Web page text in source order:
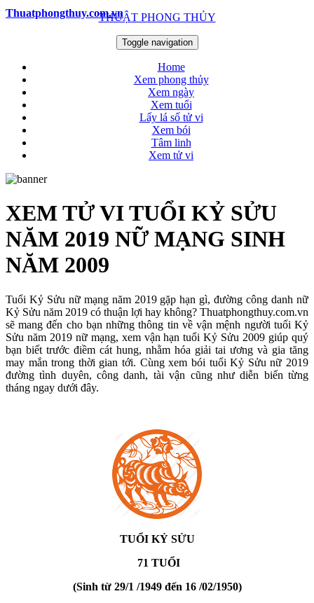
THUẬT PHONG THỦY
Thuatphongthuy.com.vn
Toggle navigation
Home
Xem phong thủy
Xem ngày
Xem tuổi
Lấy lá số tử vi
Xem bói
Tâm linh
Xem tử vi
XEM TỬ VI TUỔI KỶ SỬU
NĂM 2019 NỮ MẠNG SINH
NĂM 2009
Tuổi Kỷ Sửu nữ mạng năm 2019 gặp hạn gì, đường công danh nữ
Kỷ Sửu năm 2019 có thuận lợi hay không? Thuatphongthuy.com.vn
sẽ mang đến cho bạn những thông tin về vận mệnh người tuổi Kỷ
Sửu năm 2019 nữ mạng, xem vận hạn tuổi Kỷ Sửu 2009 giúp quý
bạn biết trước điềm cát hung, nhằm hóa giải tai ương và gia tăng
may mắn trong thời gian tới. Cùng xem bói tuổi Kỷ Sửu nữ 2019
đường tình duyên, công danh, tài vận cũng như diễn biến từng
tháng ngay dưới đây.
TUỔI KỶ SỬU
71 TUỔI
(Sinh từ 29/1 /1949 đến 16 /02/1950)